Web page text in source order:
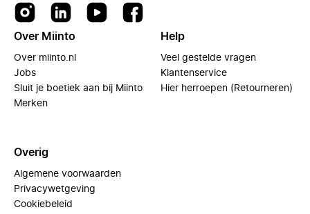
Over Miinto
Over miinto.nl
Jobs
Sluit je boetiek aan bij Miinto
Merken
Help
Veel gestelde vragen
Klantenservice
Hier herroepen (Retourneren)
Overig
Algemene voorwaarden
Privacywetgeving
Cookiebeleid